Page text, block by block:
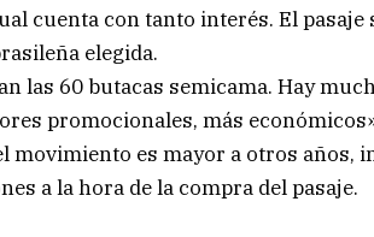
cuenta con tanto interés. El pasaje
elegida.
las 60 butacas semicama. Hay
promocionales, más
movimiento es mayor a otros años,
a la hora de la compra del pasaje.